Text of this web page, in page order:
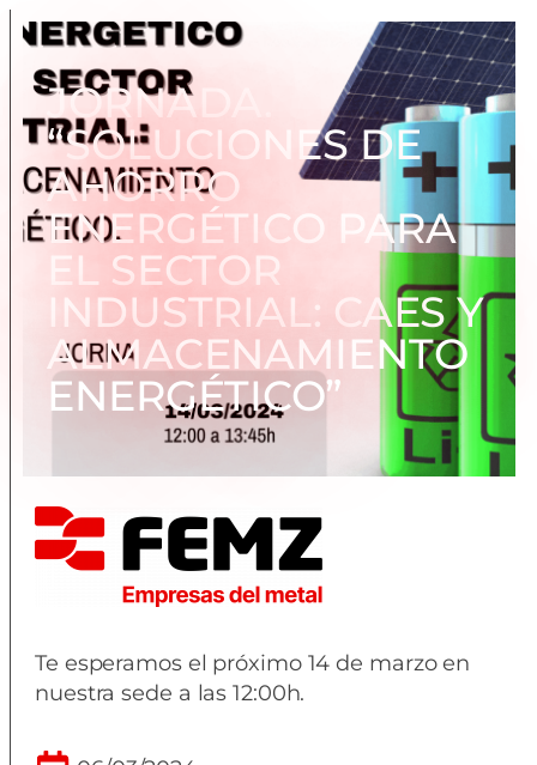
JORNADA.
“SOLUCIONES DE
AHORRO
ENERGÉTICO PARA
EL SECTOR
INDUSTRIAL: CAES Y
ALMACENAMIENTO
ENERGÉTICO”
Te esperamos el próximo 14 de marzo en
nuestra sede a las 12:00h.